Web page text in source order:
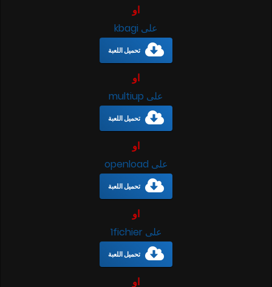
او
على kbagi
تحميل اللعبة
او
على multiup
تحميل اللعبة
او
على openload
تحميل اللعبة
او
على 1fichier
تحميل اللعبة
او